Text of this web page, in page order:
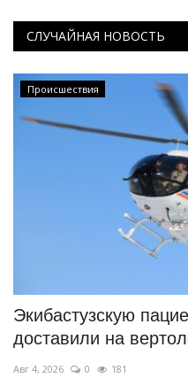
СЛУЧАЙНАЯ НОВОСТЬ
Происшествия
Экибастузскую
доставили на
Авг 4, 2026 0 181